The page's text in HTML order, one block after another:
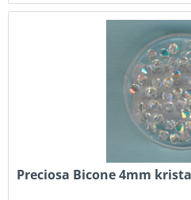
Preciosa Bicone 4mm